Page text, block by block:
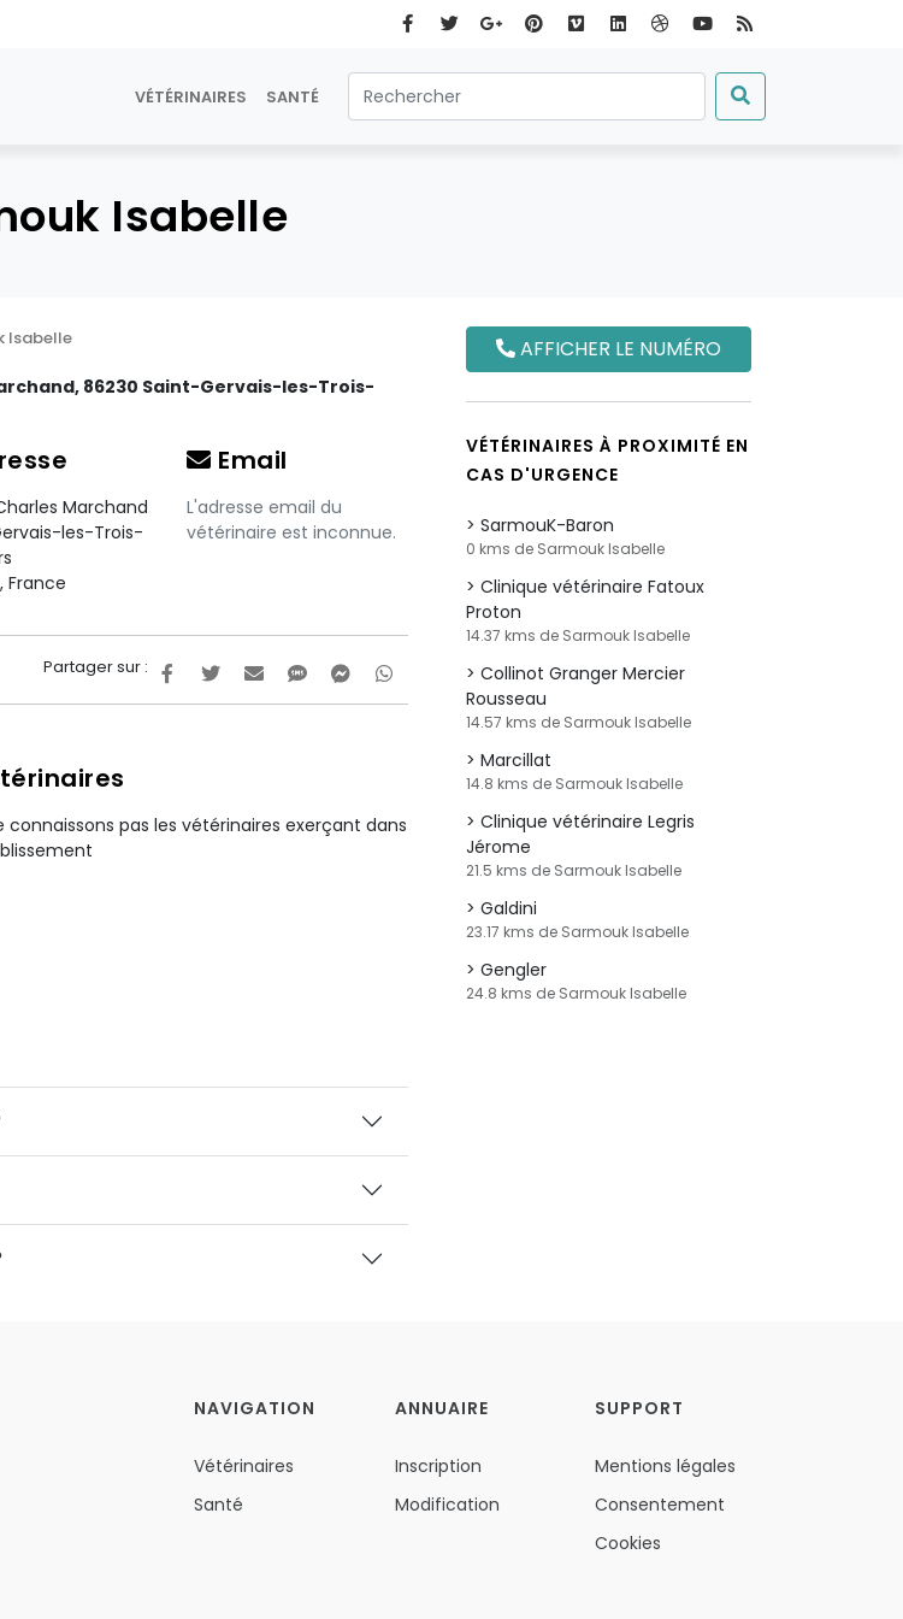
VÉTÉRINAIRES SANTÉ
Isabelle
Isabelle
86230 Saint-Gervais-les-Trois-
Marchand
les-Trois-
, France
Email
L'adresse email du
vétérinaire est inconnue.
Partager sur :
connaissons pas les vétérinaires exerçant dans
AFFICHER LE NUMÉRO
VÉTÉRINAIRES À PROXIMITÉ EN
CAS D'URGENCE
SarmouK-Baron
0 kms de Sarmouk Isabelle
Clinique vétérinaire Fatoux
Proton
14.37 kms de Sarmouk Isabelle
Collinot Granger Mercier
Rousseau
14.57 kms de Sarmouk Isabelle
Marcillat
14.8 kms de Sarmouk Isabelle
Clinique vétérinaire Legris
Jérome
21.5 kms de Sarmouk Isabelle
Galdini
23.17 kms de Sarmouk Isabelle
Gengler
24.8 kms de Sarmouk Isabelle
NAVIGATION
Vétérinaires
Santé
ANNUAIRE
Inscription
Modification
SUPPORT
Mentions légales
Consentement
Cookies